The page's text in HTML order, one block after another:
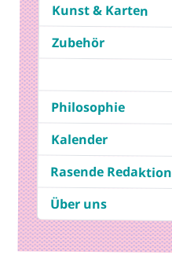
Kunst & Karten
Zubehör
Philosophie
Kalender
Rasende Redaktion
Über uns